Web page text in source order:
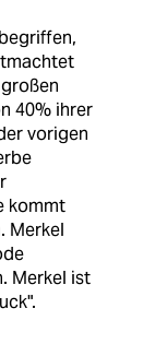
40% ihrer
vorigen
kommt
Merkel
Merkel ist